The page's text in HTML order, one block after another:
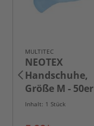
MULTITEC
NEOTEX
Handschuhe,
Größe M - 50er
Inhalt: 1 Stück